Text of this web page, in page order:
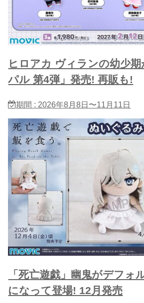
ヒロアカ ヴィランの幼少
パル 第4弾」発売! 再販も!
期間 : 2026年8月8日〜11月11日
「死亡遊戯」幽鬼がデフォ
になって登場! 12月発売